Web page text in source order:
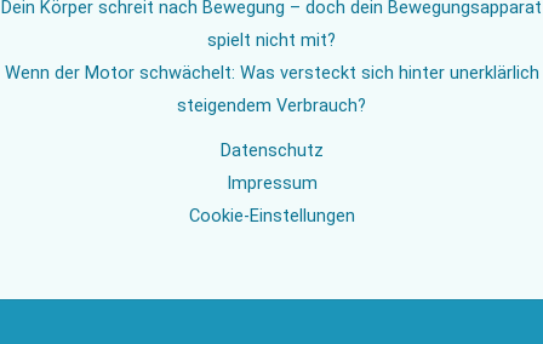
Dein Körper schreit nach Bewegung – doch dein Bewegungsapparat
spielt nicht mit?
Wenn der Motor schwächelt: Was versteckt sich hinter unerklärlich
steigendem Verbrauch?
Datenschutz
Impressum
Cookie-Einstellungen